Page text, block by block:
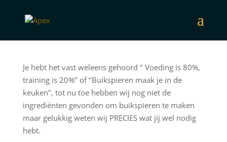
Je hebt het vast weleens gehoord ‘’ Voeding is 80%,
training is 20%’’ of ‘’Buikspieren maak je in de
keuken’’, tot nu toe hebben wij nog niet de
ingrediënten gevonden om buikspieren te maken
maar gelukkig weten wij PRECIES wat jij wel nodig
hebt.